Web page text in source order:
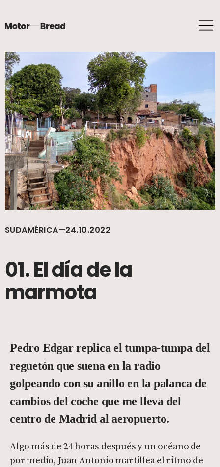
SUDAMÉRICA—24.10.2022
01. El día de la
marmota
Pedro Edgar replica el tumpa-tumpa del
reguetón que suena en la radio
golpeando con su anillo en la palanca de
cambios del coche que me lleva del
centro de Madrid al aeropuerto.
Algo más de 24 horas después y un océano de
por medio, Juan Antonio martillea el ritmo de